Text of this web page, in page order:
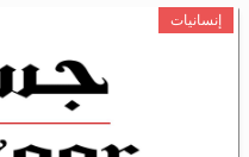
إنسانيات